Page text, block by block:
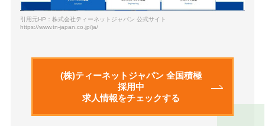
引用元HP：株式会社ティーネットジャパン 公式サイト
https://www.tn-japan.co.jp/ja/
(株)ティーネットジャパン 全国積極
採用中
求人情報をチェックする